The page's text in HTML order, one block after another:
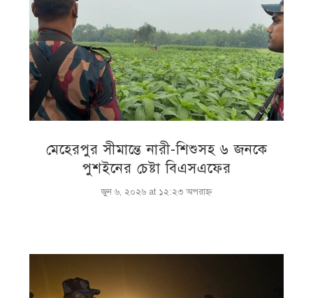
মেহেরপুর সীমান্তে নারী-শিশুসহ ৬ জনকে
পুশইনের চেষ্টা বিএসএফের
জুন ৬, ২০২৬ at ১২:২৩ অপরাহ্ণ